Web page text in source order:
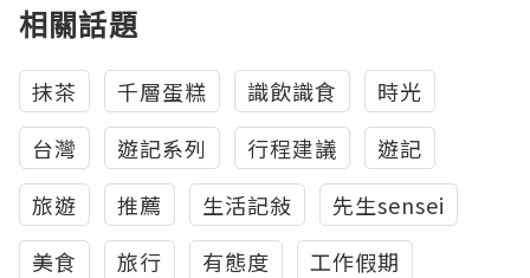
相關話題
抹茶 千層蛋糕 識飲識食
時光
台灣
遊記系列 行程建議
遊記
旅遊
推薦 生活記敍
先生sensei
美食
旅行 有態度
工作假期